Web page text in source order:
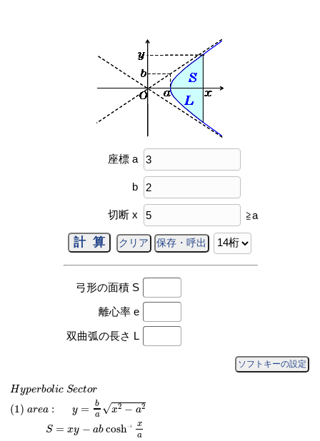
座標 a
b
切断 x ≧a
弓形の面積 S
離心率 e
双曲弧の長さ L
ソフトキーの設定
Hyperbolic Sector
(1) area : y =
b
a √x2 − a2
S = xy − ab cosh−1
x
a
Hy b i c Se o